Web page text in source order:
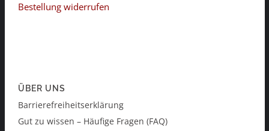
Bestellung widerrufen
ÜBER UNS
Barrierefreiheitserklärung
Gut zu wissen – Häufige Fragen (FAQ)